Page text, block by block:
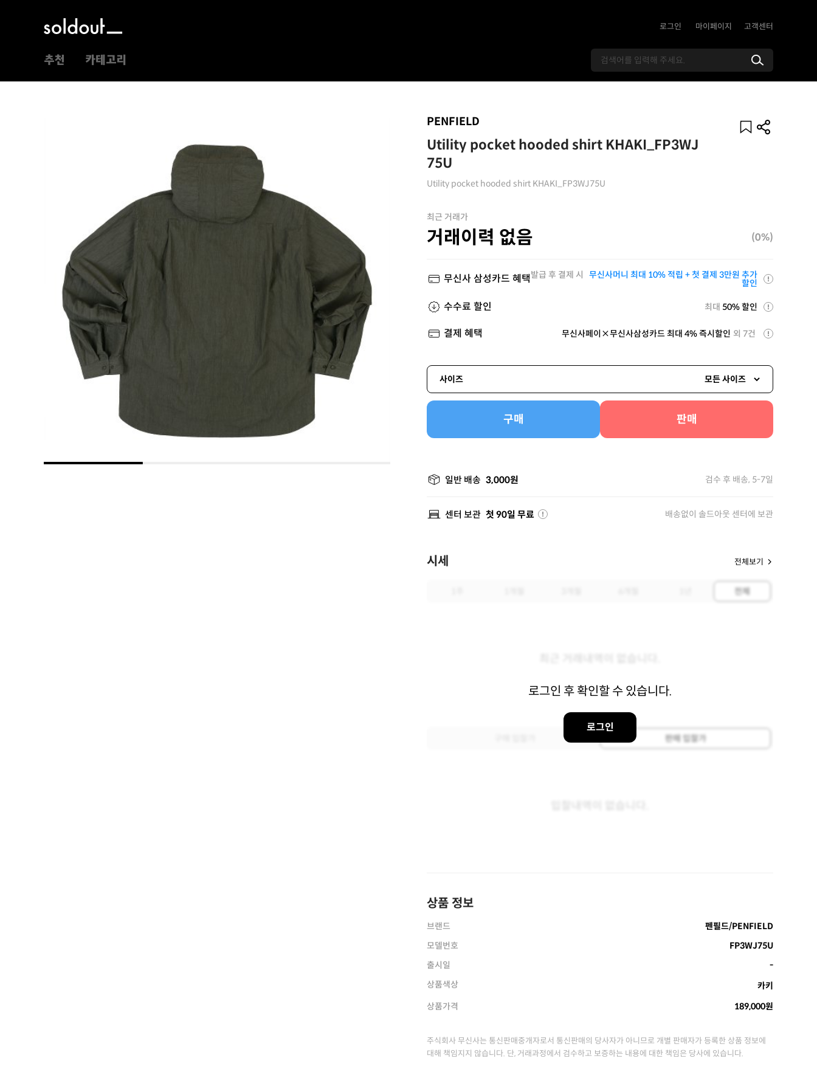
로그인 마이페이지 고객센터
추천 카테고리
PENFIELD
Utility pocket hooded shirt KHAKI_FP3WJ
75U
Utility pocket hooded shirt KHAKI_FP3WJ75U
최근 거래가
거래이력 없음 (0%)
무신사 삼성카드 혜택발급 후 결제 시 무신사머니 최대 10% 적립 + 첫 결제 3만원 추가
할인
수수료 할인 최대 50% 할인
결제 혜택 무신사페이×무신사삼성카드 최대 4% 즉시할인 외 7건
사이즈 모든 사이즈
구매 판매
일반 배송 3,000원 검수 후 배송, 5-7일
센터 보관 첫 90일 무료 배송없이 솔드아웃 센터에 보관
시세 전체보기
로그인 후 확인할 수 있습니다.
로그인
전체
판매 입찰가
상품 정보
브랜드
펜필드/PENFIELD
모델번호
FP3WJ75U
출시일
-
상품색상
카키
상품가격
189,000원
주식회사 무신사는 통신판매중개자로서 통신판매의 당사자가 아니므로 개별 판매자가 등록한 상품 정보에
대해 책임지지 않습니다. 단, 거래과정에서 검수하고 보증하는 내용에 대한 책임은 당사에 있습니다.